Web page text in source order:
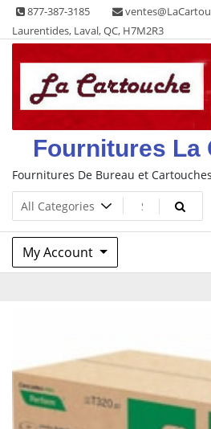
Skip
content
877-387-3185
Laurentides, Laval, QC, H7M2R3
Fournitures La
Fournitures De Bureau et Cartouches
My Account